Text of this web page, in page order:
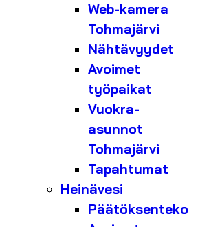
Web-kamera
Tohmajärvi
Nähtävyydet
Avoimet
työpaikat
Vuokra-
asunnot
Tohmajärvi
Tapahtumat
Heinävesi
Päätöksenteko